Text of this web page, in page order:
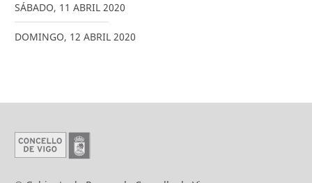
SÁBADO, 11 ABRIL 2020
DOMINGO, 12 ABRIL 2020